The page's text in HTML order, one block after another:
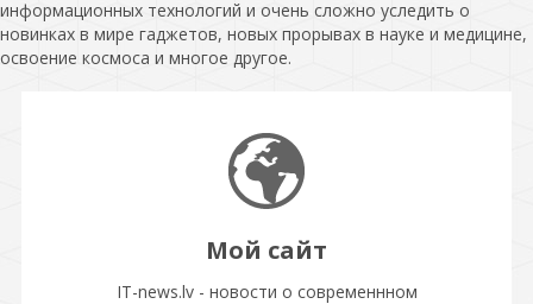
информационных технологий и очень сложно уследить о
новинках в мире гаджетов, новых прорывах в науке и медицине,
освоение космоса и многое другое.
Мой сайт
IT-news.lv - новости о современнном